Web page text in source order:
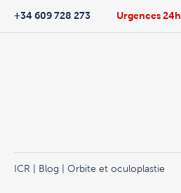
Urgences 24h
+34 609 728 273
ICR Blog | Orbite et oculoplastie